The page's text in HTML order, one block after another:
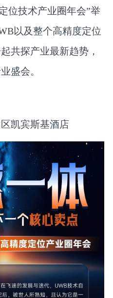
位技术产业圈年会”举
以及整个高精度定位
共探产业最新趋势，
盛会。
凯宾斯基酒店